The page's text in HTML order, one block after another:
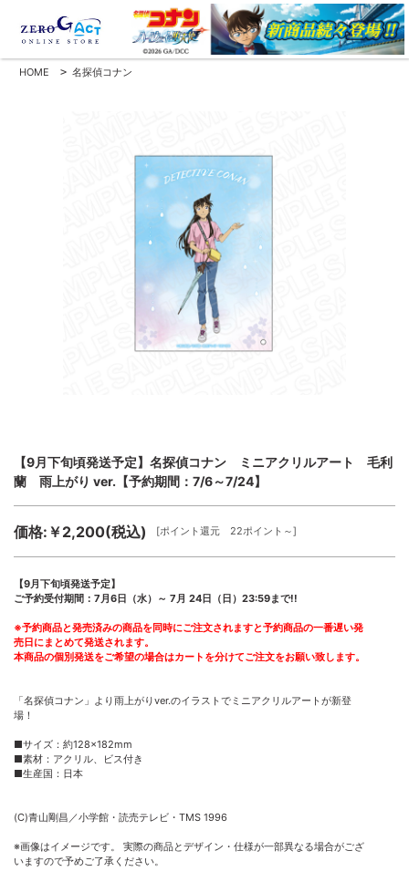
HOME > 名探偵コナン
【9月下旬頃発送予定】名探偵コナン ミニアクリルアート 毛利
蘭 雨上がり ver.【予約期間：7/6～7/24】
価格:￥2,200(税込) [ポイント還元 22ポイント～]
【9月下旬頃発送予定】
ご予約受付期間：7月6日（水）～ 7月 24日（日）23:59まで!!
※予約商品と発売済みの商品を同時にご注文されますと予約商品の一番遅い発
売日にまとめて発送されます。
本商品の個別発送をご希望の場合はカートを分けてご注文をお願い致します。
「名探偵コナン」より雨上がりver.のイラストでミニアクリルアートが新登
場！
■サイズ：約128×182mm
■素材：アクリル、ビス付き
■生産国：日本
(C)青山剛昌／小学館・読売テレビ・TMS 1996
※画像はイメージです。 実際の商品とデザイン・仕様が一部異なる場合がござ
いますので予めご了承ください。